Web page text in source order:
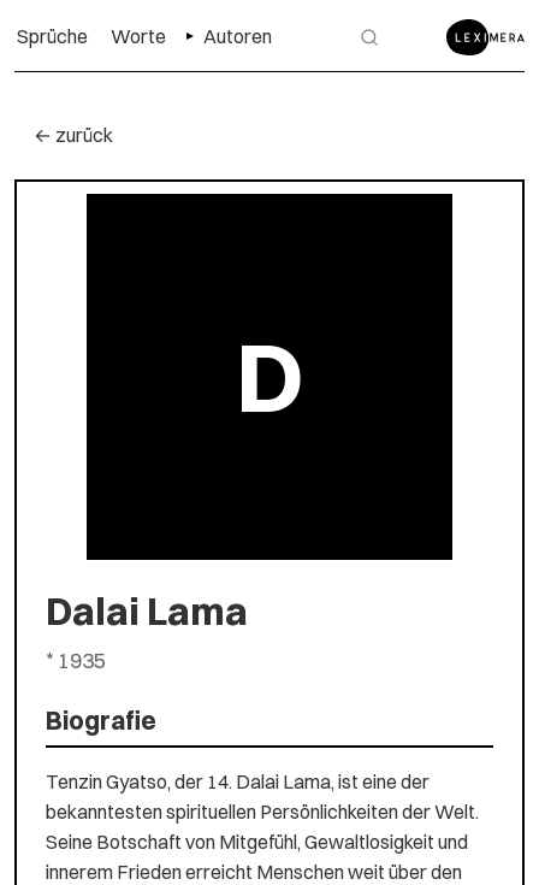
Sprüche Worte Autoren
← zurück
D
Dalai Lama
* 1935
Biografie
Tenzin Gyatso, der 14. Dalai Lama, ist eine der
bekanntesten spirituellen Persönlichkeiten der Welt.
Seine Botschaft von Mitgefühl, Gewaltlosigkeit und
innerem Frieden erreicht Menschen weit über den